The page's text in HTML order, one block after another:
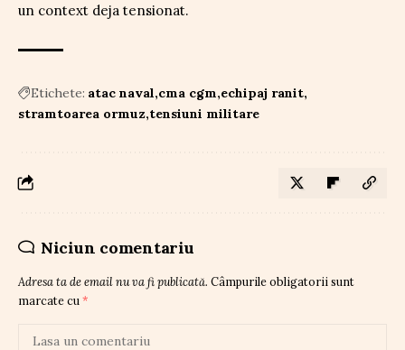
un context deja tensionat.
Etichete: atac naval cma cgm echipaj ranit
stramtoarea ormuz tensiuni militare
Niciun comentariu
Adresa ta de email nu va fi publicată. Câmpurile obligatorii sunt
marcate cu *